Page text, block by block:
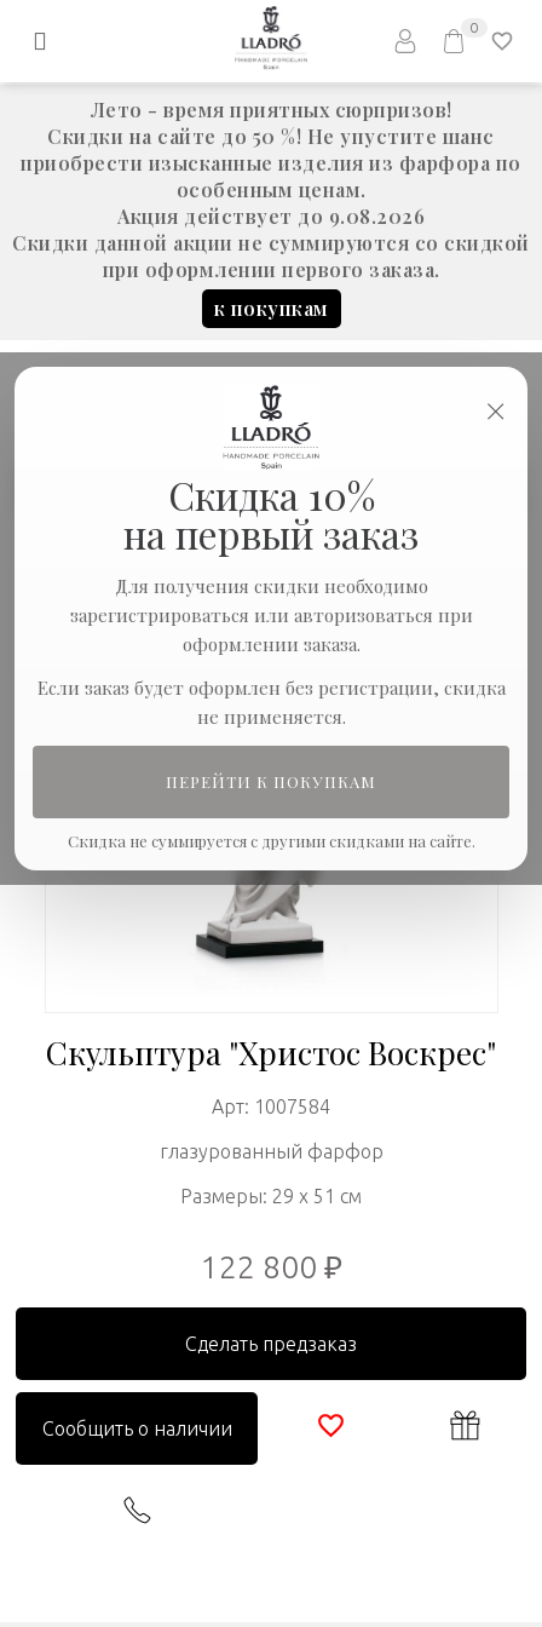
Лето - время приятных сюрпризов!
Скидки на сайте до 50 %! Не упустите шанс
приобрести изысканные изделия из фарфора по
особенным ценам.
Акция действует до 9.08.2026
Скидки данной акции не суммируются со скидкой
при оформлении первого заказа.
к покупкам
0
×
Скидка 10%
на первый заказ
Для получения скидки необходимо
зарегистрироваться или авторизоваться при
оформлении заказа.
Если заказ будет оформлен без регистрации, скидка
не применяется.
ПЕРЕЙТИ К ПОКУПКАМ
Скидка не суммируется с другими скидками на сайте.
Скульптура "Христос
Воскрес"
Скульптура "Христос Воскрес"
Арт: 1007584
глазурованный фарфор
Размеры: 29 x 51 см
122 800 ₽
Сделать предзаказ
Сообщить о наличии